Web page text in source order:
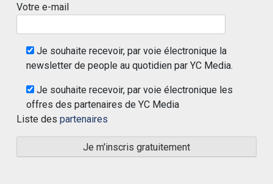
Votre e-mail
Je souhaite recevoir, par voie électronique la
newsletter de people au quotidien par YC Media.
Je souhaite recevoir, par voie électronique les
offres des partenaires de YC Media
Liste des partenaires